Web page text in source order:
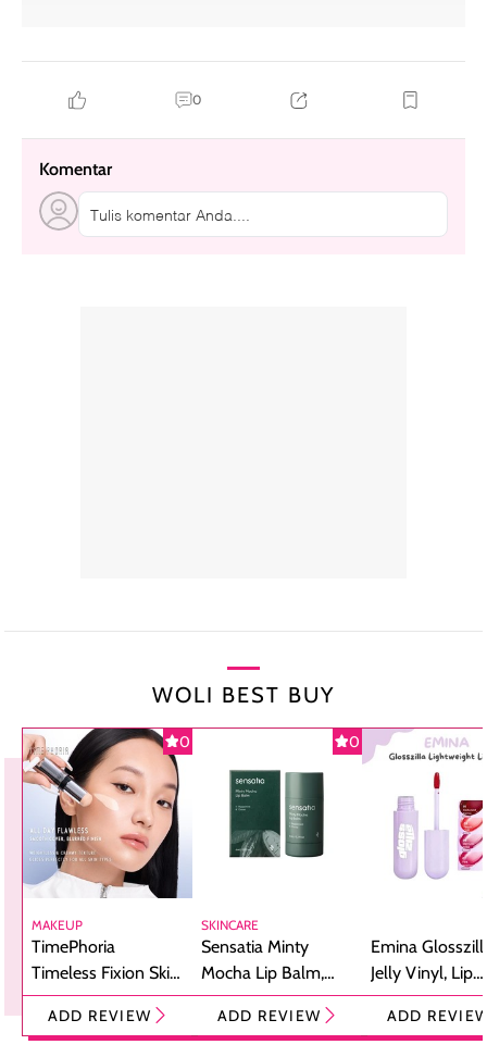
0
Komentar
Tulis komentar Anda....
WOLI BEST BUY
0
MAKEUP
TimePhoria
Timeless Fixion Skin
Tint Stick,
Foundation dan
ADD REVIEW
0
SKINCARE
Sensatia Minty
Mocha Lip Balm,
Pelembap Bibir
dengan Aroma
ADD REVIEW
Emina
Jelly Vinyl, Lip
Cream Glossy
Ringan
ADD